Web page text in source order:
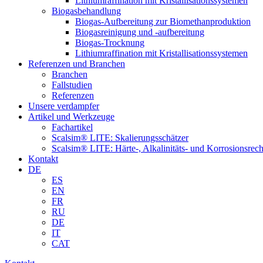
Biogasbehandlung
Biogas-Aufbereitung zur Biomethanproduktion
Biogasreinigung und -aufbereitung
Biogas-Trocknung
Lithiumraffination mit Kristallisationssystemen
Referenzen und Branchen
Branchen
Fallstudien
Referenzen
Unsere verdampfer
Artikel und Werkzeuge
Fachartikel
Scalsim® LITE: Skalierungsschätzer
Scalsim® LITE: Härte-, Alkalinitäts- und
Kontakt
DE
ES
EN
FR
RU
DE
IT
CAT